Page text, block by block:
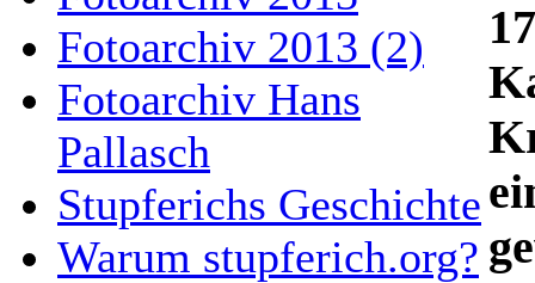
Fotoarchiv 2013 (2)
Fotoarchiv Hans
Pallasch
Stupferichs Geschichte
Warum stupferich.org?